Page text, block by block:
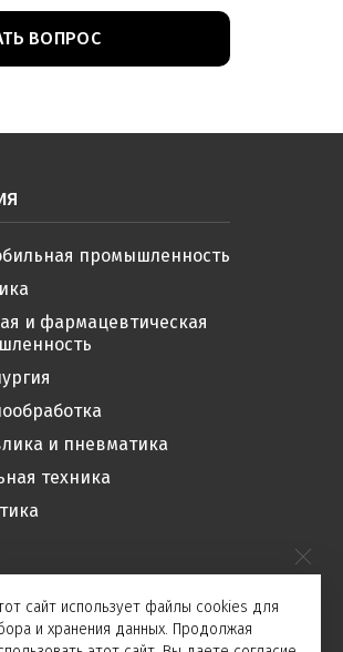
ВОПРОС
промышленность
и фармацевтическая
и пневматика
техника
сайт использует файлы cookies для
и хранения данных. Продолжая